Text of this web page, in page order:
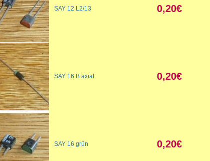
SAY 12 L2/13 0,20€
SAY 16 B axial 0,20€
SAY 16 grün 0,20€